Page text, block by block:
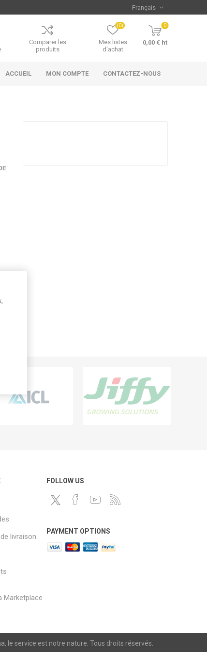
Comparer les
produits
Mes listes
d'achat
(0) 0
0,00 € ht
ACCUEIL MON COMPTE CONTACTEZ-NOUS
livraison
Marketplace
FOLLOW US
PAYMENT OPTIONS
le service est notre nature. Tous droits réservés.